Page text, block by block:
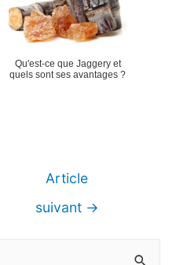
Qu'est-ce que Jaggery et
quels sont ses avantages ?
Article
suivant →